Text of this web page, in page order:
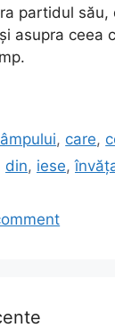
partidul său,
asupra ceea
, care,
din, iese,